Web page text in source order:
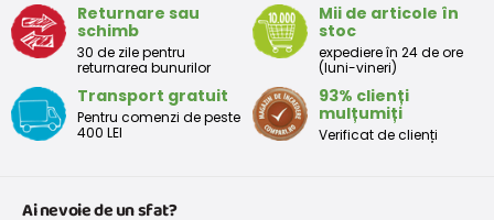
Returnare sau
schimb
30 de zile pentru
returnarea bunurilor
Mii de articole în
stoc
expediere în 24 de ore
(luni-vineri)
Transport gratuit
Pentru comenzi de peste
400 LEI
93% clienți
mulțumiți
Verificat de clienți
Ai nevoie de un sfat?